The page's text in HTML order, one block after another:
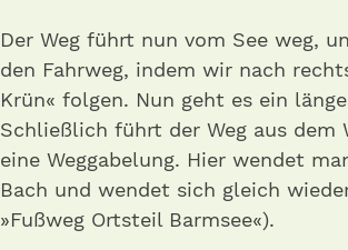
Der Weg führt nun vom See weg,
den Fahrweg, indem wir nach
Krün« folgen. Nun geht es ein
Schließlich führt der Weg aus
eine Weggabelung. Hier wendet
Bach und wendet sich gleich
»Fußweg Ortsteil Barmsee«).